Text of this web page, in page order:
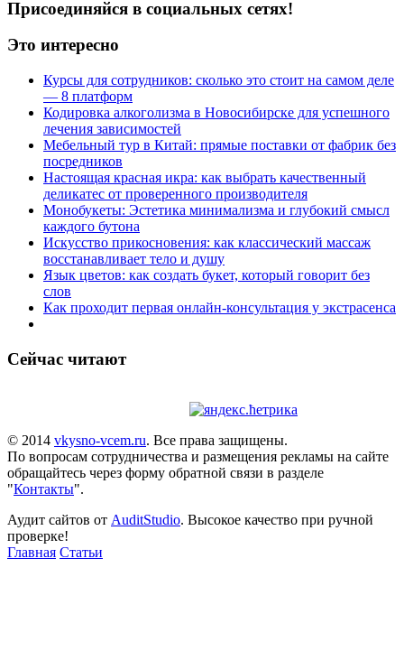
Присоединяйся в социальных сетях!
Это интересно
Курсы для сотрудников: сколько это стоит на самом деле
— 8 платформ
Кодировка алкоголизма в Новосибирске для успешного
лечения зависимостей
Мебельный тур в Китай: прямые поставки от фабрик без
посредников
Настоящая красная икра: как выбрать качественный
деликатес от проверенного производителя
Монобукеты: Эстетика минимализма и глубокий смысл
каждого бутона
Искусство прикосновения: как классический массаж
восстанавливает тело и душу
Язык цветов: как создать букет, который говорит без
слов
Как проходит первая онлайн-консультация у экстрасенса
Сейчас читают
© 2014 vkysno-vcem.ru. Все права защищены.
По вопросам сотрудничества и размещения рекламы на сайте
обращайтесь через форму обратной связи в разделе
"Контакты".
Аудит сайтов от AuditStudio. Высокое качество при ручной
проверке!
Главная Статьи